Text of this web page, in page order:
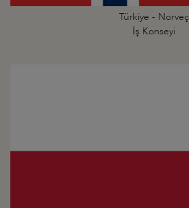
Türkiye - Norveç
İş Konseyi